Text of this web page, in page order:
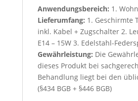
Anwendungsbereich: 1.
Lieferumfang: 1. Geschirmte
inkl. Kabel + Zugschalter 2.
E14 – 15W 3. Edelstahl-
Gewährleistung: Die
dieses Produkt bei
Behandlung liegt bei den
(§434 BGB + §446 BGB)